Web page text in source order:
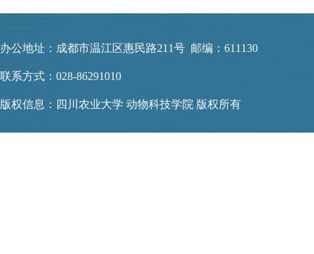
办公地址：成都市温江区惠民路211号 邮编：611130
联系方式：028-86291010
版权信息：四川农业大学 动物科技学院 版权所有